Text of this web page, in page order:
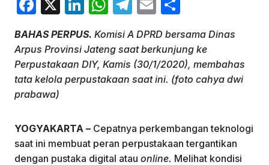
c
e
b
o
o
k
k
e
dI
at
s
A
p
e
gr
a
ai
l
ar
e
BAHAS PERPUS. Komisi A DPRD bersama Dinas
Arpus Provinsi Jateng saat berkunjung ke
Perpustakaan DIY, Kamis (30/1/2020), membahas
tata kelola perpustakaan saat ini. (foto cahya dwi
prabawa)
YOGYAKARTA – Cepatnya perkembangan teknologi
saat ini membuat peran perpustakaan tergantikan
dengan pustaka digital atau online. Melihat kondisi